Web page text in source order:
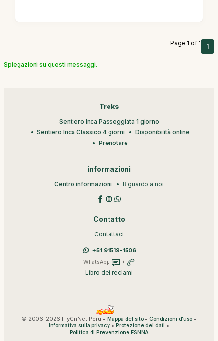
Page 1 of 1 1
Spiegazioni su questi messaggi.
Treks
Sentiero Inca Passeggiata 1 giorno
Sentiero Inca Classico 4 giorni
Disponibilità online
Prenotare
informazioni
Centro informazioni Riguardo a noi
Contatto
Contattaci
+51 91518-1506
WhatsApp +
Libro dei reclami
© 2006-2026 FlyOnNet Peru • Mappa del sito • Condizioni d'uso •
Informativa sulla privacy • Protezione dei dati •
Politica di Prevenzione ESNNA